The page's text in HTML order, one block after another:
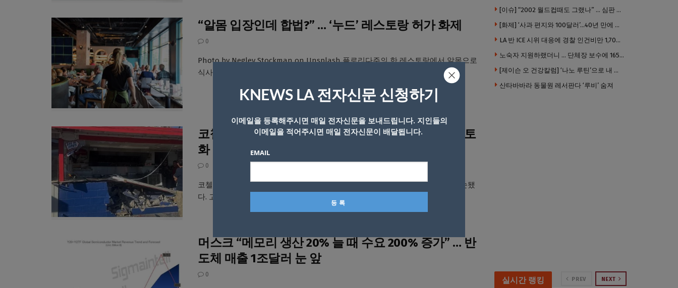
“알몸 입장인데 합법?” … ‘누드’ 레스토랑 허가 화제
0
Photo by Negley Stockman on Unsplash 플로리다주의 한 레스토랑에서 알몸으로
식사를 즐길 수 있는 이색 행사를 진행해 화제를 모으고 있다....
코첼라 70년 노포 버거집에 픽업트럭 돌진 … 건물초토
화
0
코첼라 밸리 지역의 명물식당인 버거 박스가 뺑소니 사고로 건물 상당부분이 파손됐
다. 고펀드미캡쳐 캘리포니아의 한 유명 버거 식당이 차량 돌진 사고로...
머스크 “메모리 생산 20% 늘 때 수요 200% 증가” … 반
도체 매출 1조달러 눈 앞
0
[이슈] “2002 월드컵때도 그랬나” … 심판 성접대 의혹 해외로 일파만파, 4강 신화까지 불똥
[화제] ‘사과 편지와 100달러’…40년 만에 훔친 책 돌려준 절도범
LA 반 ICE 시위 대응에 경찰 인건비만 1,700만 달러 썼다.
노숙자 지원하랬더니 … 단체장 보수에 165만 달러 ‘펑펑’
[제이슨 오 건강칼럼] ‘나노 루틴’으로 내 몸 기적 만들기
산타바바라 동물원 레서판다 ‘루비’ 숨져
실시간 랭킹 PREV NEXT
KNEWS LA 전자신문 신청하기
이메일을 등록해주시면 매일 전자신문을 보내드립니다. 지인들의
이메일을 적어주시면 매일 전자신문이 배달됩니다.
EMAIL